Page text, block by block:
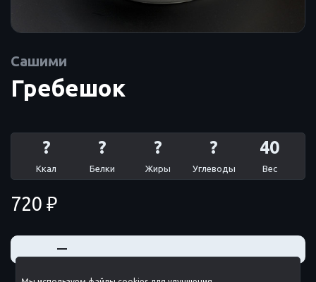
Сашими
Гребешок
? ? ? ? 40
Ккал Белки Жиры Углеводы Вес
720 ₽
—